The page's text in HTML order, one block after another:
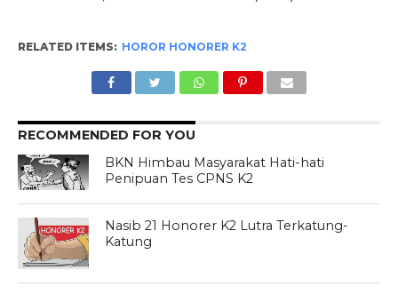
RELATED ITEMS: HOROR HONORER K2
RECOMMENDED FOR YOU
BKN Himbau Masyarakat Hati-hati
Penipuan Tes CPNS K2
Nasib 21 Honorer K2 Lutra Terkatung-
Katung